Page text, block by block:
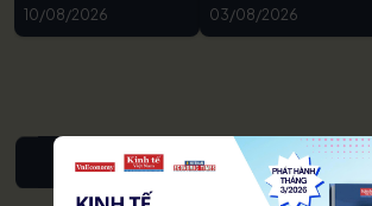
10/08/2026 03/08/2026
NIÊN GIÁM KINH TẾ VIỆT NAM & THẾ GIỚI